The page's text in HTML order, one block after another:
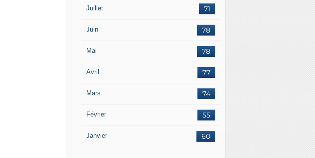
Juillet 71
Juin 78
Mai 78
Avril 77
Mars 74
Février 55
Janvier 60